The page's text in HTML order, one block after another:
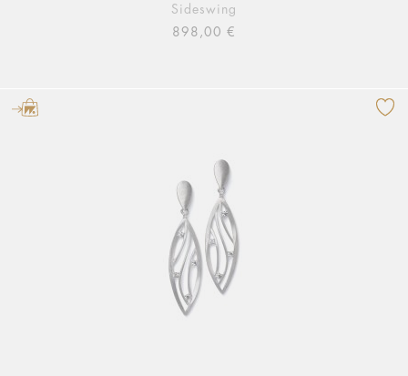
Sideswing
898,00 €